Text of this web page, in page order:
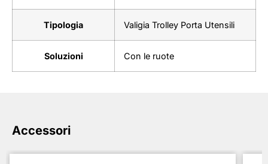
Tipologia Valigia Trolley Porta Utensili
Soluzioni Con le ruote
Accessori